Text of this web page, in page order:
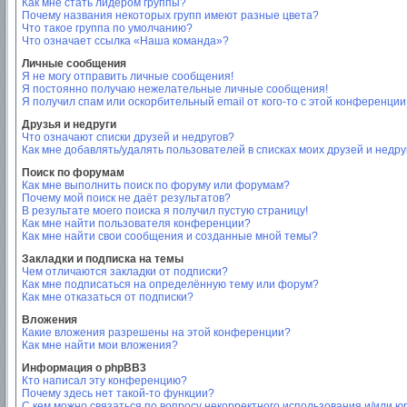
Как мне стать лидером группы?
Почему названия некоторых групп имеют разные цвета?
Что такое группа по умолчанию?
Что означает ссылка «Наша команда»?
Личные сообщения
Я не могу отправить личные сообщения!
Я постоянно получаю нежелательные личные сообщения!
Я получил спам или оскорбительный email от кого-то с этой
Друзья и недруги
Что означают списки друзей и недругов?
Как мне добавлять/удалять пользователей в списках моих друзей и
Поиск по форумам
Как мне выполнить поиск по форуму или форумам?
Почему мой поиск не даёт результатов?
В результате моего поиска я получил пустую страницу!
Как мне найти пользователя конференции?
Как мне найти свои сообщения и созданные мной темы?
Закладки и подписка на темы
Чем отличаются закладки от подписки?
Как мне подписаться на определённую тему или форум?
Как мне отказаться от подписки?
Вложения
Какие вложения разрешены на этой конференции?
Как мне найти мои вложения?
Информация о phpBB3
Кто написал эту конференцию?
Почему здесь нет такой-то функции?